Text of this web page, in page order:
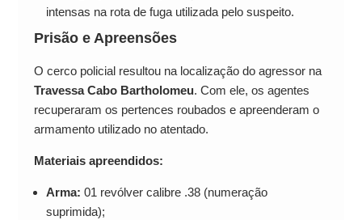
intensas na rota de fuga utilizada pelo suspeito.
Prisão e Apreensões
O cerco policial resultou na localização do agressor na
Travessa Cabo Bartholomeu. Com ele, os agentes
recuperaram os pertences roubados e apreenderam o
armamento utilizado no atentado.
Materiais apreendidos:
Arma: 01 revólver calibre .38 (numeração
suprimida);